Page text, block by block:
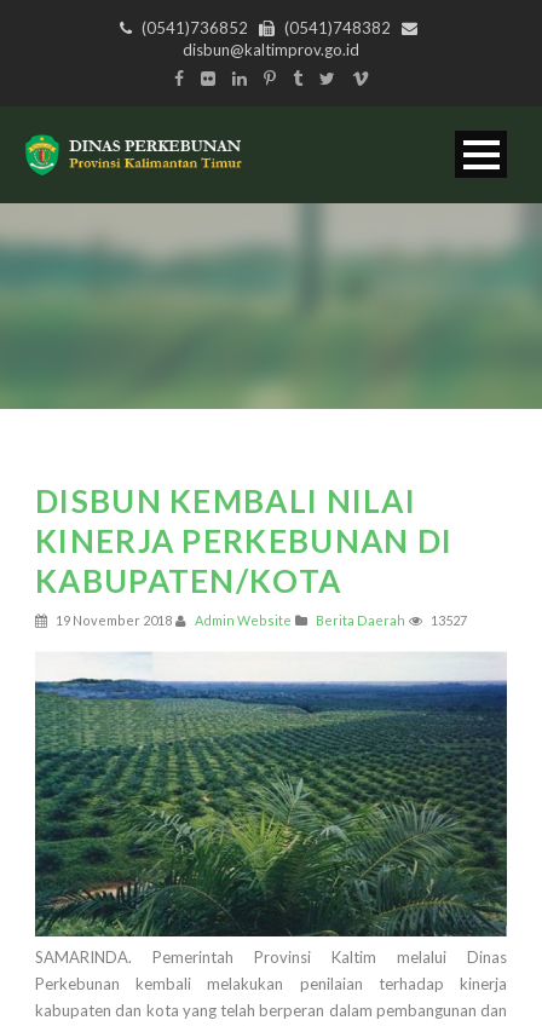
(0541)736852
(0541)748382
disbun@kaltimprov.go.id
DISBUN KEMBALI NILAI
KINERJA PERKEBUNAN DI
KABUPATEN/KOTA
19 November 2018 Admin Website Berita Daerah 13527
SAMARINDA.
Pemerintah Provinsi Kaltim melalui Dinas
Perkebunan kembali melakukan penilaian terhadap kinerja
kabupaten dan kota yang telah berperan dalam pembangunan dan